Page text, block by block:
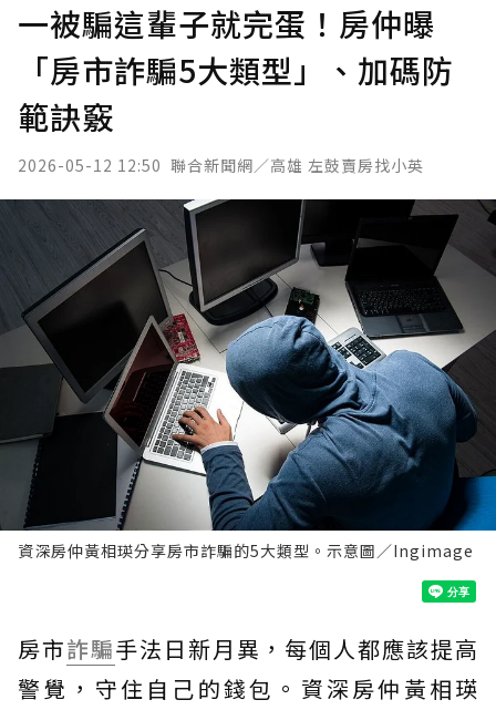
一被騙這輩子就完蛋！房仲曝
「房市詐騙5大類型」、加碼防
範訣竅
2026-05-12 12:50 聯合新聞網／高雄 左鼓賣房找小英
資深房仲黃相瑛分享房市詐騙的5大類型。示意圖／Ingimage
房市詐騙手法日新月異，每個人都應該提高
警覺，守住自己的錢包。資深房仲黃相瑛